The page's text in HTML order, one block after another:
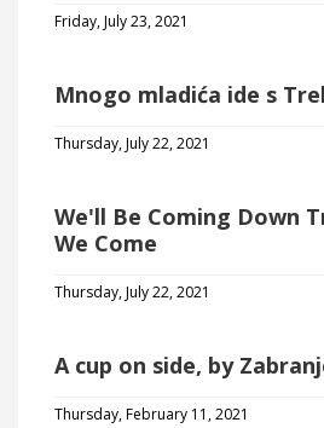
Friday, July 23, 2021
Mnogo mladića ide s
Thursday, July 22, 2021
We'll Be Coming Down
We Come
Thursday, July 22, 2021
A cup on side, by
Thursday, February 11, 2021